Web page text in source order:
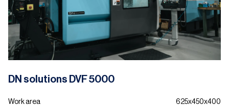
DN solutions DVF 5000
Work area
625x450x400